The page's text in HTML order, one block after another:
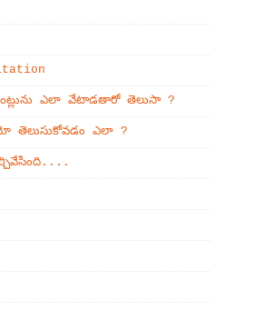
ఎలా వేటాడతారో తెలుసా ?
తెలుసుకోవడం ఎలా ?